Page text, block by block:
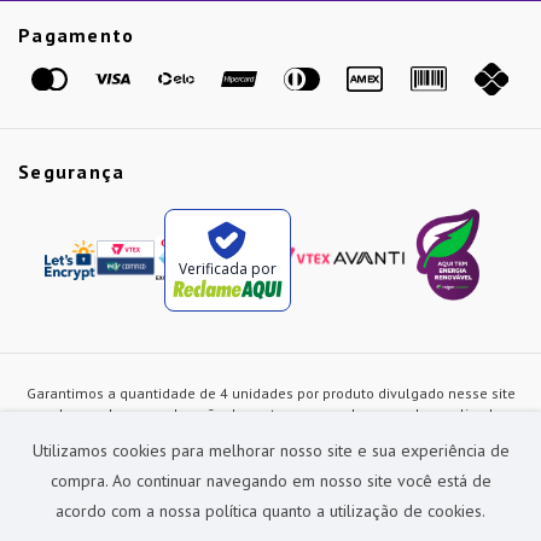
Utilizamos cookies para melhorar nosso site e sua experiência de
compra. Ao continuar navegando em nosso site você está de
acordo com a nossa política quanto a utilização de cookies.
Pagamento
Segurança
Verificada por
Garantimos a quantidade de 4 unidades por produto divulgado nesse site
ou de acordo com a duração dos estoques, sendo as vendas realizadas
alterados a qualquer instante sem prévia comunicação e são exclusivos
para a loja virtual, não restando nenhuma obrigação de prática similar nas
lojas físicas da rede Preçolandia. Todas as imagens dos produtos são
meramente ilustrativas.